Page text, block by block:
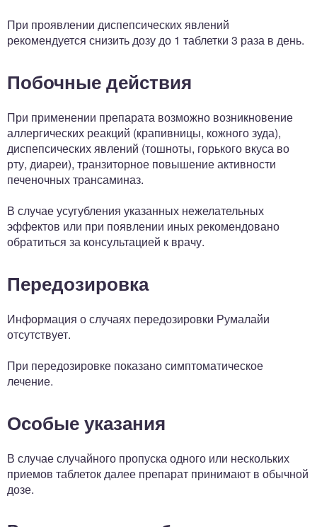
При проявлении диспепсических явлений
рекомендуется снизить дозу до 1 таблетки 3 раза в день.
Побочные действия
При применении препарата возможно возникновение
аллергических реакций (крапивницы, кожного зуда),
диспепсических явлений (тошноты, горького вкуса во
рту, диареи), транзиторное повышение активности
печеночных трансаминаз.
В случае усугубления указанных нежелательных
эффектов или при появлении иных рекомендовано
обратиться за консультацией к врачу.
Передозировка
Информация о случаях передозировки Румалайи
отсутствует.
При передозировке показано симптоматическое
лечение.
Особые указания
В случае случайного пропуска одного или нескольких
приемов таблеток далее препарат принимают в обычной
дозе.